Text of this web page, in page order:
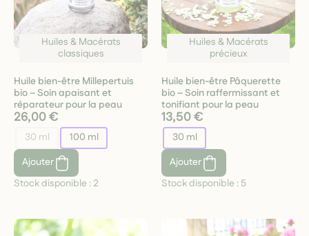
Huiles & Macérats
classiques
Huile bien-être Millepertuis
bio – Soin apaisant et
réparateur pour la peau
26,00 €
30 ml
100 ml
Ajouter
Stock disponible : 2
Huiles & Macérats
précieux
Huile bien-être Pâquerette
bio – Soin raffermissant et
tonifiant pour la peau
13,50 €
30 ml
Ajouter
Stock disponible : 5